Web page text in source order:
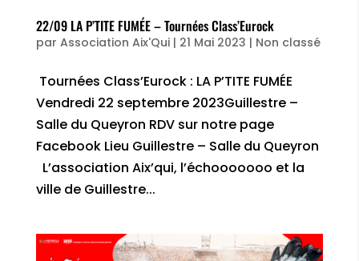
22/09 LA P’TITE FUMÉE – Tournées Class’Eurock
par Association Aix'Qui| 21 Mai 2023 | Non classé
Tournées Class’Eurock : LA P’TITE FUMÉE
Vendredi 22 septembre 2023Guillestre –
Salle du Queyron RDV sur notre page
Facebook Lieu Guillestre – Salle du Queyron
L’association Aix’qui, l’échooooooo et la
ville de Guillestre...